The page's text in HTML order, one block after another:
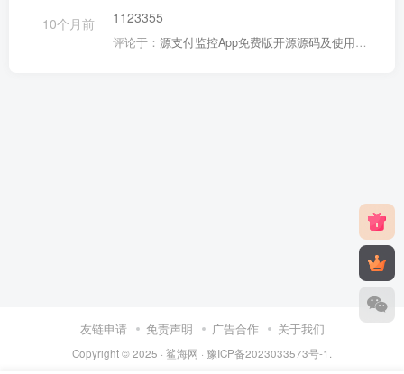
10个月前 1123355
评论于： 源支付监控App免费版开源源码及使用教程
友链申请 免责声明 广告合作 关于我们
Copyright © 2025 · 鲨海网 · 豫ICP备2023033573号-1